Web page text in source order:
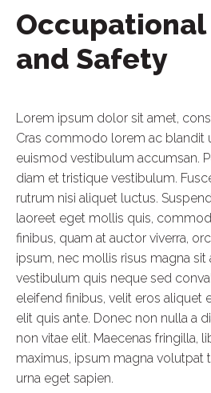
and Safety
Lorem ipsum dolor sit amet,
Cras commodo lorem ac blandit
euismod vestibulum accumsan.
diam et tristique vestibulum.
rutrum nisi aliquet luctus.
laoreet eget mollis quis,
finibus, quam at auctor viverra,
ipsum, nec mollis risus magna sit
vestibulum quis neque sed
eleifend finibus, velit eros aliquet
elit quis ante. Donec non nulla a
non vitae elit. Maecenas fringilla,
maximus, ipsum magna volutpat
urna eget sapien.